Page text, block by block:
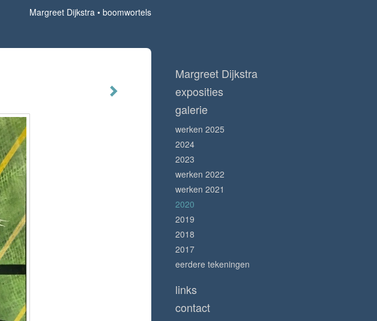
Margreet Dijkstra
boomwortels
Margreet Dijkstra
exposities
galerie
werken 2025
2024
2023
werken 2022
werken 2021
2020
2019
2018
2017
eerdere tekeningen
links
contact